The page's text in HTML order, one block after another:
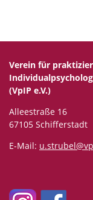
Verein für
(VpIP e.V.)
Alleestraße 16
67105 Schifferstadt
E-Mail: